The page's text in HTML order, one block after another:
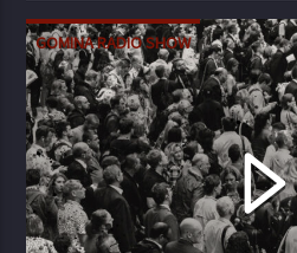
GOMINA RADIO SHOW